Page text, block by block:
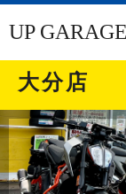
UP
大分店